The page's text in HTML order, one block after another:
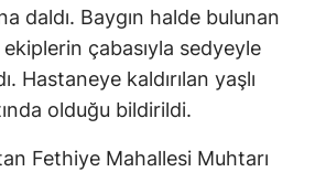
daldı. Baygın halde bulunan
çabasıyla sedyeyle
Hastaneye kaldırılan yaşlı
olduğu bildirildi.
Fethiye Mahallesi Muhtarı